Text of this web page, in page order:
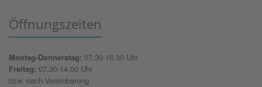
Öffnungszeiten
Montag-Donnerstag: 07.30-16.30 Uhr
Freitag: 07.30-14.00 Uhr
bzw. nach Vereinbarung